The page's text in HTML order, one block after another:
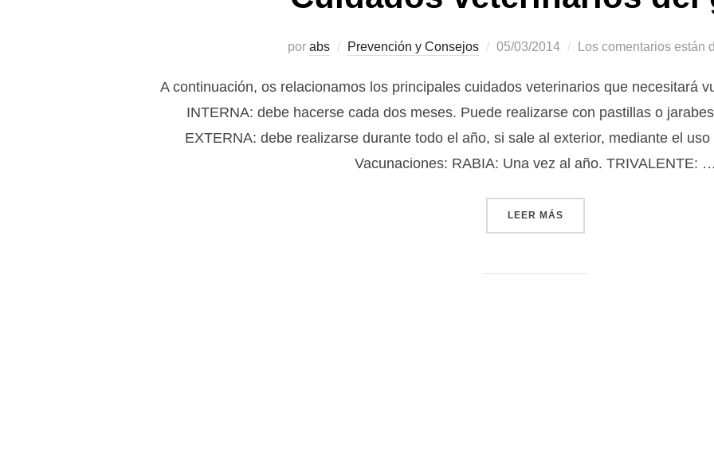
por abs Prevención y Consejos
Publicado
05/03/2014 Los comentarios están
A continuación, os relacionamos los principales cuidados veterinarios que necesitará
INTERNA: debe hacerse cada dos meses. Puede realizarse con pastillas o
EXTERNA: debe realizarse durante todo el año, si sale al exterior, mediante el
Vacunaciones: RABIA: Una vez al año. TRIVALENTE: …
LEER MÁS